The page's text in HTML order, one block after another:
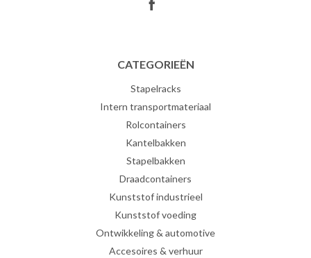
CATEGORIEËN
Stapelracks
Intern transportmateriaal
Rolcontainers
Kantelbakken
Stapelbakken
Draadcontainers
Kunststof industrieel
Kunststof voeding
Ontwikkeling & automotive
Accesoires & verhuur